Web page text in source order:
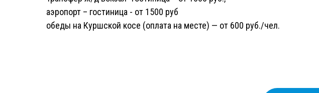
аэропорт – гостиница - от 1500 руб
обеды на Куршской косе (оплата на месте) — от 600 руб./чел.